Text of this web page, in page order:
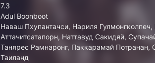
7.3
Adul Boonboot
Наваш Пхупантачси, Нариля
Аттачитсатапорн, Наттавуд Сакидяй,
Танярес Рамнаронг, Паккарамай Потранан,
Таиланд